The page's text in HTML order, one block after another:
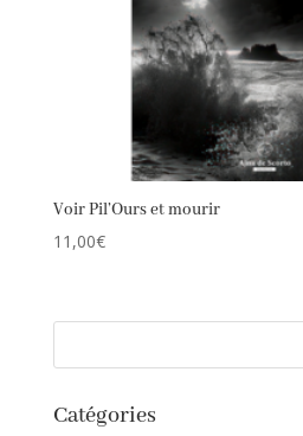
Voir Pil’Ours et mourir
11,00€
Catégories